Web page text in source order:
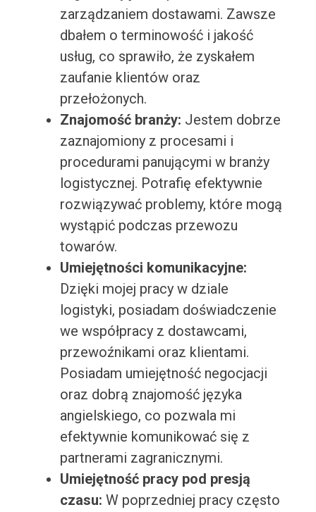
zarządzaniem dostawami. Zawsze
dbałem o terminowość i jakość
usług, co sprawiło, że zyskałem
zaufanie klientów oraz
przełożonych.
Znajomość branży: Jestem dobrze
zaznajomiony z procesami i
procedurami panującymi w branży
logistycznej. Potrafię efektywnie
rozwiązywać problemy, które mogą
wystąpić podczas przewozu
towarów.
Umiejętności komunikacyjne:
Dzięki mojej pracy w dziale
logistyki, posiadam doświadczenie
we współpracy z dostawcami,
przewoźnikami oraz klientami.
Posiadam umiejętność negocjacji
oraz dobrą znajomość języka
angielskiego, co pozwala mi
efektywnie komunikować się z
partnerami zagranicznymi.
Umiejętność pracy pod presją
czasu: W poprzedniej pracy często